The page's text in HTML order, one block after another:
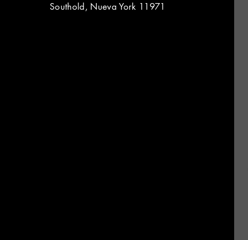
Southold, Nueva York 11971